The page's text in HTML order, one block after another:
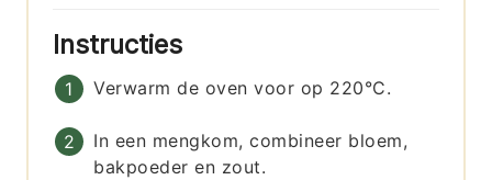
Instructies
Verwarm de oven voor op 220°C.
In een mengkom, combineer bloem,
bakpoeder en zout.